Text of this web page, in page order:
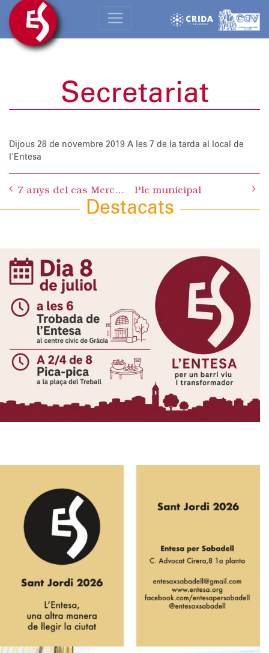
Secretariat
Dijous 28 de novembre 2019 A les 7 de la tarda al local de
l'Entesa
navigation
7 anys del cas Mercuri, 7 anys fent net de corrupció Ple municipal
Destacats